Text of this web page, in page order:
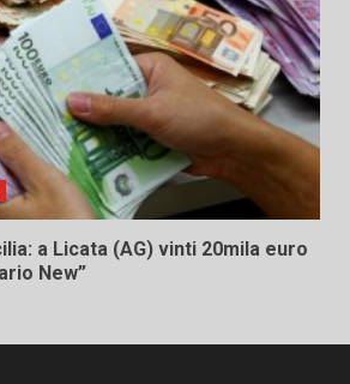
a Licata (AG) vinti 20mila euro
New”